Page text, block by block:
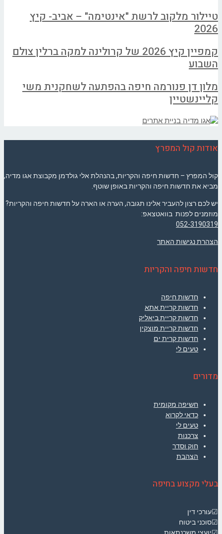
טיילור מלקוב לרשת "אינטימה" – אביב- קיץ
2026
קמפיין קיץ 2026 של קרולינה למקה ברלין צולם
השבוע
מלון דן פנורמה חיפה בהפתעה לשחקנית משי
קליינשטיין
אודות קול המפרץ
קול המפרץ – חדשות חיפה והקריות, בהנהלת אלי גולדמן מקבוצת אגו מדיה,
מביא את חדשות חיפה והקריות באופן שוטף.
יש לכם רצון להעביר אלינו תגובה, הערה או הארה על חדשות חיפה והקריות?
מוזמנים לפנות בוואטצאפ:
052-3190319
הצהרת נגישות האתר
חדשות חיפה והקריות
חדשות חיפה
חדשות קריית אתא
חדשות קריית ביאליק
חדשות קריית מוצקין
חדשות קרית ים
טעים לי
מדורים
חשיפה מקומית
כדאי לקרוא
טעים לי
צרכנות
חוק וסדר
הצהבת
בעלי מקצוע בחיפה
☑עורכי דין
☑סוכני ביטוח
☑יועצי משכנתאות